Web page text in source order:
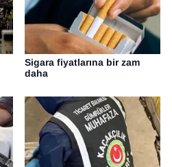
Sigara fiyatlarına bir zam
daha